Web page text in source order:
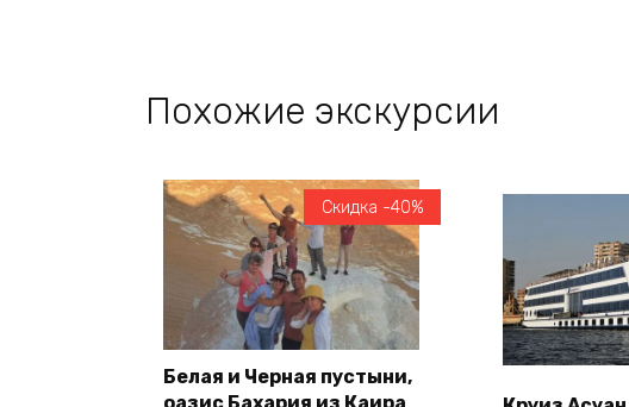
Похожие экскурсии
Скидка -40%
Белая и Черная пустыни,
оазис Бахария из Каира